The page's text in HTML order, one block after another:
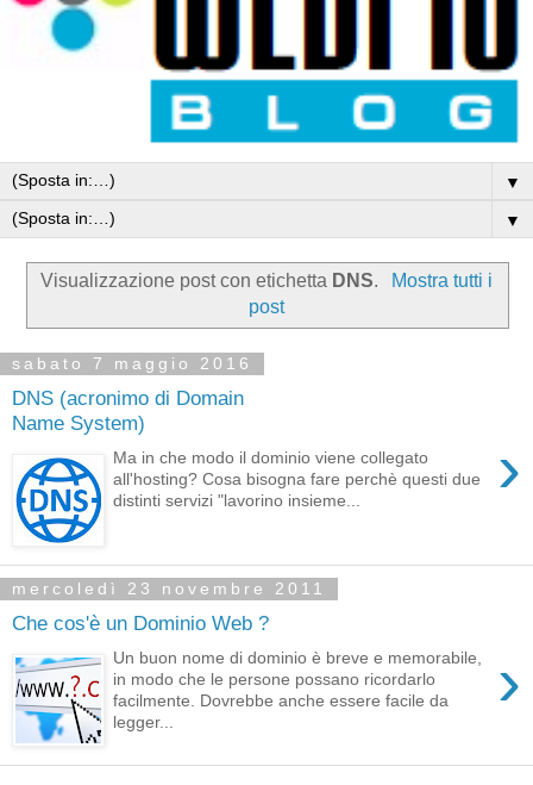
▼
▼
Visualizzazione post con etichetta DNS.
Mostra tutti i
post
sabato 7 maggio 2016
DNS (acronimo di Domain
Name System)
›
Ma in che modo il dominio viene collegato
all'hosting? Cosa bisogna fare perchè questi due
distinti servizi "lavorino insieme...
mercoledì 23 novembre 2011
Che cos'è un Dominio Web ?
›
Un buon nome di dominio è breve e memorabile,
in modo che le persone possano ricordarlo
facilmente. Dovrebbe anche essere facile da
legger...